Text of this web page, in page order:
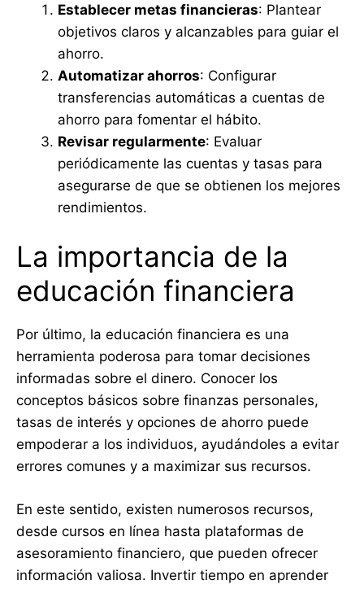
Establecer metas financieras: Plantear
objetivos claros y alcanzables para guiar el
ahorro.
Automatizar ahorros: Configurar
transferencias automáticas a cuentas de
ahorro para fomentar el hábito.
Revisar regularmente: Evaluar
periódicamente las cuentas y tasas para
asegurarse de que se obtienen los mejores
rendimientos.
La importancia de la
educación financiera
Por último, la educación financiera es una
herramienta poderosa para tomar decisiones
informadas sobre el dinero. Conocer los
conceptos básicos sobre finanzas personales,
tasas de interés y opciones de ahorro puede
empoderar a los individuos, ayudándoles a evitar
errores comunes y a maximizar sus recursos.
En este sentido, existen numerosos recursos,
desde cursos en línea hasta plataformas de
asesoramiento financiero, que pueden ofrecer
información valiosa. Invertir tiempo en aprender